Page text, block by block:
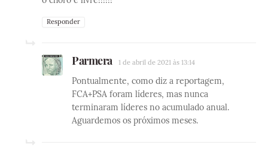
Responder
Parmera 1 de abril de 2021 às 13:14
Pontualmente, como diz a reportagem,
FCA+PSA foram líderes, mas nunca
terminaram líderes no acumulado anual.
Aguardemos os próximos meses.